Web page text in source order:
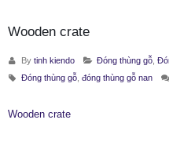
Wooden crate
By tinh kiendo Đóng thùng gỗ,
Đóng thùng gỗ, đóng thùng gỗ nan
Wooden crate